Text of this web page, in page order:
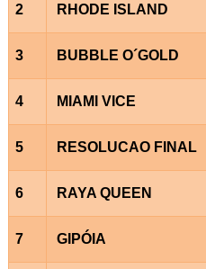
2 RHODE ISLAND
3 BUBBLE O´GOLD
4 MIAMI VICE
5 RESOLUCAO FINAL
6 RAYA QUEEN
7 GIPÓIA